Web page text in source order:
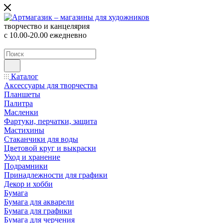
творчество и канцелярия
с 10.00-20.00 ежедневно
Каталог
Аксессуары для творчества
Планшеты
Палитра
Масленки
Фартуки, перчатки, защита
Мастихины
Стаканчики для воды
Цветовой круг и выкраски
Уход и хранение
Подрамники
Принадлежности для графики
Декор и хобби
Бумага
Бумага для акварели
Бумага для графики
Бумага для черчения